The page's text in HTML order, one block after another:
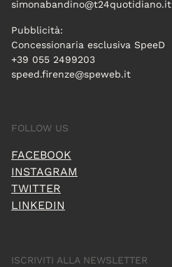
simonabandino@t24quotidiano.it
Pubblicità:
Concessionaria esclusiva SpeeD
+39 055 2499203
speed.firenze@speweb.it
FOLLOW US
FACEBOOK
INSTAGRAM
TWITTER
LINKEDIN
ISCRIVITI ALLA NEWSLETTER